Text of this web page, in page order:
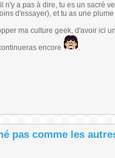
n'y a pas à dire, tu es un sacré
d'essayer), et tu as une
ma culture geek, d'avoir ici
encore
.
pas comme les